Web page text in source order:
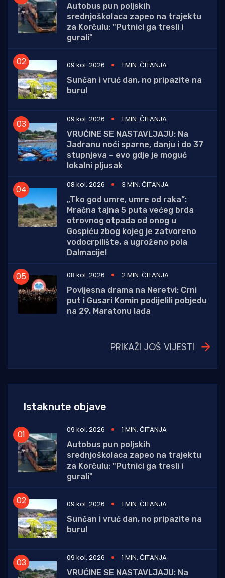
Autobus pun poljskih
srednjoškolaca zapeo na trajektu
za Korčulu: "Putnici ga tresli i
gurali"
09 kol. 2026
1 MIN. ČITANJA
Sunčan i vruć dan, no pripazite na
buru!
09 kol. 2026
1 MIN. ČITANJA
VRUĆINE SE NASTAVLJAJU: Na
Jadranu noći sparne, danju i do 37
stupnjeva – evo gdje je moguć
lokalni pljusak
08 kol. 2026
3 MIN. ČITANJA
„Tko god umre, umre od raka”:
Mračna tajna 5 puta većeg brda
otrovnog otpada od onog u
Gospiću zbog kojeg je zatvoreno
vodocrpilište, a ugroženo pola
Dalmacije!
08 kol. 2026
2 MIN. ČITANJA
Povijesna drama na Neretvi: Crni
put i Gusari Komin podijelili pobjedu
na 29. Maratonu lađa
PRIKAŽI JOŠ VIJESTI
Istaknute objave
09 kol. 2026
1 MIN. ČITANJA
Autobus pun poljskih
srednjoškolaca zapeo na trajektu
za Korčulu: "Putnici ga tresli i
gurali"
09 kol. 2026
1 MIN. ČITANJA
Sunčan i vruć dan, no pripazite na
buru!
09 kol. 2026
1 MIN. ČITANJA
VRUĆINE SE NASTAVLJAJU: Na